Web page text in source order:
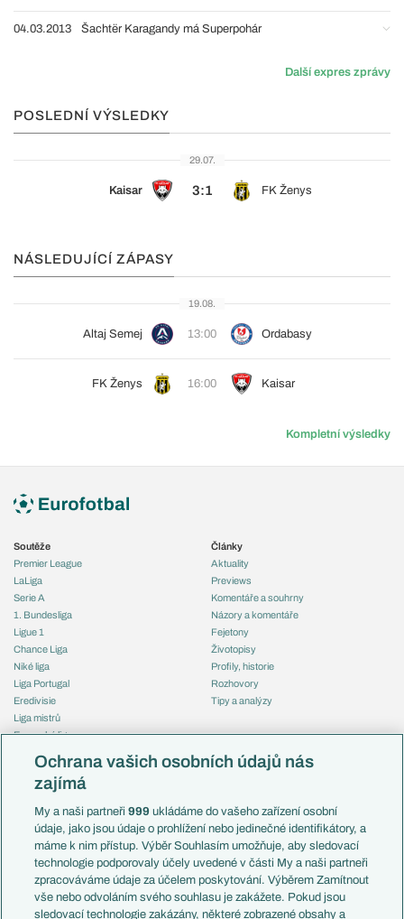
04.03.2013 Šachtër Karagandy má Superpohár
Další expres zprávy
POSLEDNÍ VÝSLEDKY
29.07.
Kaisar 3:1 FK Ženys
NÁSLEDUJÍCÍ ZÁPASY
19.08.
Altaj Semej 13:00 Ordabasy
FK Ženys 16:00 Kaisar
Kompletní výsledky
Soutěže
Premier League
LaLiga
Serie A
1. Bundesliga
Ligue 1
Chance Liga
Niké liga
Liga Portugal
Eredivisie
Liga mistrů
Evropská liga
Mistrovství světa
Liga národů
Témata
Představení týmů MS
EuroSkauting
PL v kostce
Evropské koeficienty
Přestupy
Články
Aktuality
Previews
Komentáře a souhrny
Názory a komentáře
Fejetony
Životopisy
Profily, historie
Rozhovory
Tipy a analýzy
Česko
Francie
Itálie
Německo
Španělsko
Argentina
Brazílie
Ochrana vašich osobních údajů nás
zajímá
My a naši partneři999 ukládáme do vašeho zařízení osobní
údaje, jako jsou údaje o prohlížení nebo jedinečné identifikátory, a
máme k nim přístup. Výběr Souhlasím umožňuje, aby sledovací
technologie podporovaly účely uvedené v části My a naši partneři
zpracováváme údaje za účelem poskytování. Výběrem Zamítnout
vše nebo odvoláním svého souhlasu je zakážete. Pokud jsou
sledovací technologie zakázány, některé zobrazené obsahy a